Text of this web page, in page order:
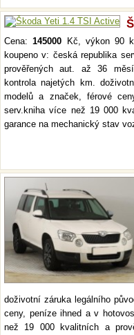
Cena:145000 Kč, výkon 90
koupeno v: česká republika
prověřených aut. až 36
kontrola najetých km.
modelů a značek, férové
serv.kniha více než 19 000
garance na mechanický stav
doživotní záruka legálního
ceny, peníze ihned a v
než 19 000 kvalitních a